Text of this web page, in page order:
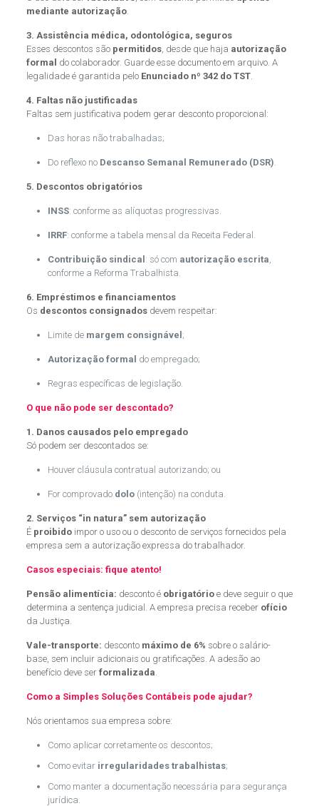
mediante autorização.
3. Assistência médica, odontológica, seguros
Esses descontos são permitidos, desde que haja autorização
formal do colaborador. Guarde esse documento em arquivo. A
legalidade é garantida pelo Enunciado nº 342 do TST.
4. Faltas não justificadas
Faltas sem justificativa podem gerar desconto proporcional:
Das horas não trabalhadas;
Do reflexo no Descanso Semanal Remunerado (DSR).
5. Descontos obrigatórios
INSS: conforme as alíquotas progressivas.
IRRF: conforme a tabela mensal da Receita Federal.
Contribuição sindical : só com autorização escrita,
conforme a Reforma Trabalhista.
6. Empréstimos e financiamentos
Os descontos consignadosdevem respeitar:
Limite de margem consignável ;
Autorização formal do empregado;
Regras específicas de legislação.
O que não pode ser descontado?
1. Danos causados pelo empregado
Só podem ser descontados se:
Houver cláusula contratual autorizando; ou
For comprovado dolo(intenção) na conduta.
2. Serviços “in natura” sem autorização
É proibidoimpor o uso ou o desconto de serviços fornecidos pela
empresa sem a autorização expressa do trabalhador.
Casos especiais: fique atento!
Pensão alimentícia: desconto é obrigatórioe deve seguir o que
determina a sentença judicial. A empresa precisa receber ofício
da Justiça.
Vale-transporte: desconto máximo de 6% sobre o salário-
base, sem incluir adicionais ou gratificações. A adesão ao
benefício deve ser formalizada.
Como a Simples Soluções Contábeispode ajudar?
Nós orientamos sua empresa sobre:
Como aplicar corretamente os descontos;
Como evitar irregularidades trabalhistas;
Como manter a documentação necessária para segurança
jurídica.